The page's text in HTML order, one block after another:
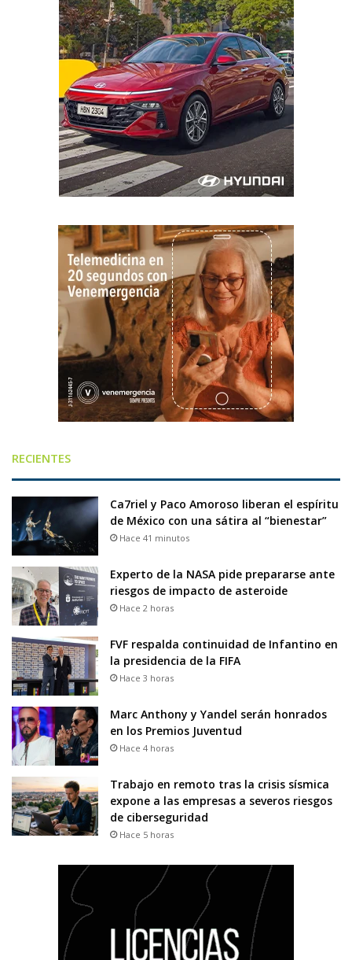
RECIENTES
Ca7riel y Paco Amoroso liberan el espíritu
de México con una sátira al “bienestar”
Hace 41 minutos
Experto de la NASA pide prepararse ante
riesgos de impacto de asteroide
Hace 2 horas
FVF respalda continuidad de Infantino en
la presidencia de la FIFA
Hace 3 horas
Marc Anthony y Yandel serán honrados
en los Premios Juventud
Hace 4 horas
Trabajo en remoto tras la crisis sísmica
expone a las empresas a severos riesgos
de ciberseguridad
Hace 5 horas